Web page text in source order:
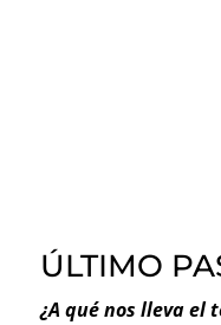
ÚLTIMO
¿A qué nos lleva el